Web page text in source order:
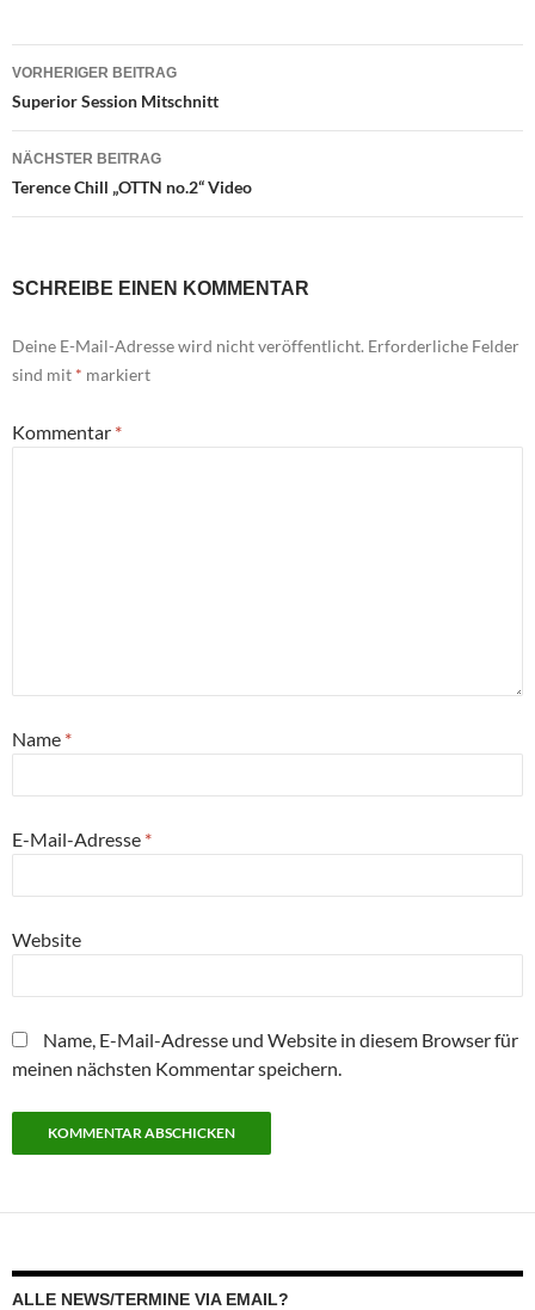
Beitragsnavigation
VORHERIGER BEITRAG
Superior Session Mitschnitt
NÄCHSTER BEITRAG
Terence Chill „OTTN no.2“ Video
SCHREIBE EINEN KOMMENTAR
Deine E-Mail-Adresse wird nicht veröffentlicht. Erforderliche Felder
sind mit * markiert
Kommentar *
Name *
E-Mail-Adresse *
Website
Name, E-Mail-Adresse und Website in diesem Browser für
meinen nächsten Kommentar speichern.
ALLE NEWS/TERMINE VIA EMAIL?